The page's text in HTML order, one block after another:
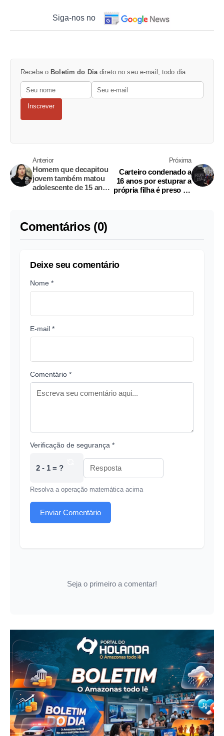
Siga-nos no
Receba o Boletim do Dia direto no seu e-mail, todo dia.
Inscrever
Anterior
Homem que decapitou
jovem também matou
adolescente de 15 anos
Próxima
Carteiro condenado a
16 anos por estuprar a
própria filha é preso no
Comentários (0)
Deixe seu comentário
Nome *
E-mail *
Comentário *
Verificação de segurança *
2 - 1 = ?
Resolva a operação matemática acima
Enviar Comentário
Seja o primeiro a comentar!